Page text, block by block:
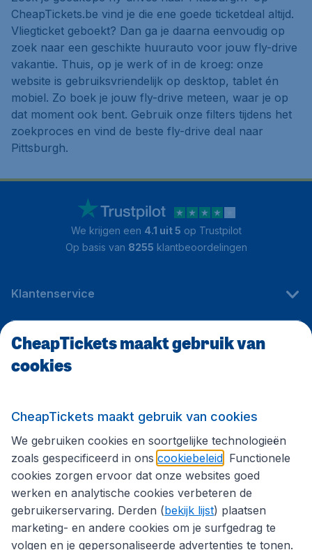
CheapTickets.be vind je die ene goede ticketdeal altijd.
Vliegticket geboekt? Dan ga je daarna eenvoudig op
zoek naar een geschikte huurauto voor jouw fly-drive
vakantie. Thuis, op je werk of in de kroeg: onze
website is gebruiksvriendelijk op desktop, tablet én
mobiel. Zo boek je jouw fly-drive meteen, waar je op
dat moment ook bent. Gebruik onze filters tijdens het
zoekproces en vind de beste fly-drive deal naar
Pittsburgh.
We krijgen een 4.1 uit 5 op Trustpilot
Op basis van 8255 klantbeoordelingen
Klantenservice
CheapTickets.be
Volg CheapTickets.be
CheapTickets maakt gebruik van
cookies
CheapTickets maakt gebruik van cookies
We gebruiken cookies en soortgelijke technologieën
zoals gespecificeerd in ons cookiebeleid . Functionele
cookies zorgen ervoor dat onze websites goed
werken en analytische cookies verbeteren de
gebruikerservaring. Derden (bekijk lijst) plaatsen
marketing- en andere cookies om je surfgedrag te
volgen en je gepersonaliseerde advertenties te tonen.